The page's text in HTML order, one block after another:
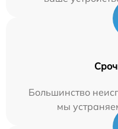
Большинство
мы